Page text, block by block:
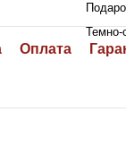
Темно-
Оплата